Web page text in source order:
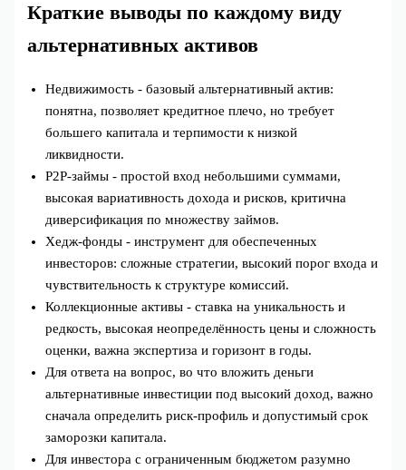
Краткие выводы по каждому виду
альтернативных активов
Недвижимость - базовый альтернативный актив:
понятна, позволяет кредитное плечо, но требует
большего капитала и терпимости к низкой
ликвидности.
P2P‑займы - простой вход небольшими суммами,
высокая вариативность дохода и рисков, критична
диверсификация по множеству займов.
Хедж‑фонды - инструмент для обеспеченных
инвесторов: сложные стратегии, высокий порог входа и
чувствительность к структуре комиссий.
Коллекционные активы - ставка на уникальность и
редкость, высокая неопределённость цены и сложность
оценки, важна экспертиза и горизонт в годы.
Для ответа на вопрос, во что вложить деньги
альтернативные инвестиции под высокий доход, важно
сначала определить риск‑профиль и допустимый срок
заморозки капитала.
Для инвестора с ограниченным бюджетом разумно